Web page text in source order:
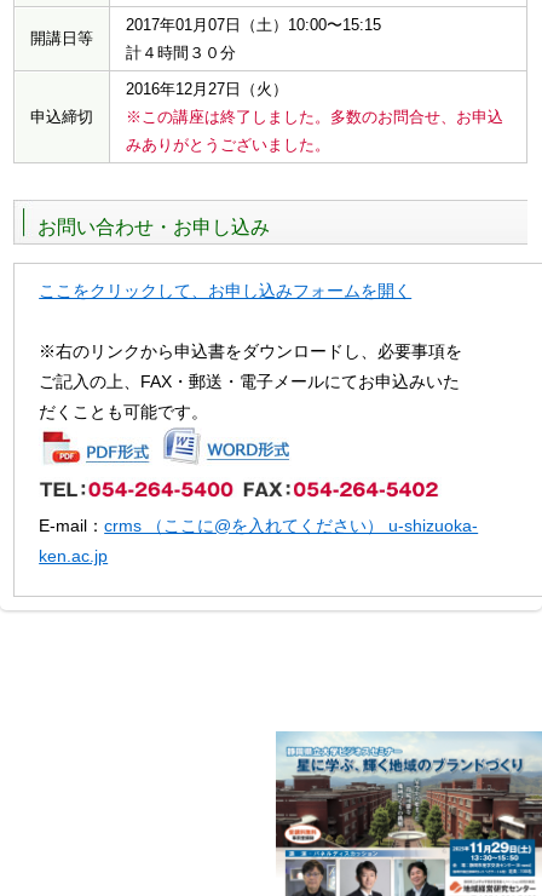
開講日等
2017年01月07日（土）10:00〜15:15
計４時間３０分
申込締切
2016年12月27日（火）
※この講座は終了しました。多数のお問合せ、お申込
みありがとうございました。
お問い合わせ・お申し込み
ここをクリックして、お申し込みフォームを開く
※右のリンクから申込書をダウンロードし、必要事項を
ご記入の上、FAX・郵送・電子メールにてお申込みいた
だくことも可能です。
E-mail：crms （ここに@を入れてください） u-shizuoka-
ken.ac.jp